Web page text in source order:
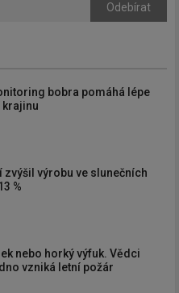
Odebírat
bobra pomáhá lépe
krajinu
zvýšil výrobu ve slunečních
%
nebo horký výfuk. Vědci
vzniká letní požár